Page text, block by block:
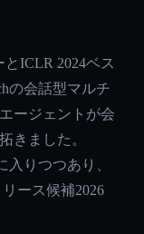
ICLR 2024ベス
の会話型マルチ
ージェントが会
きました。
入りつつあり、
ース候補2026